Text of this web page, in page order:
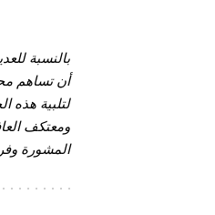
بالنسبة
أن تساهم
المشورة